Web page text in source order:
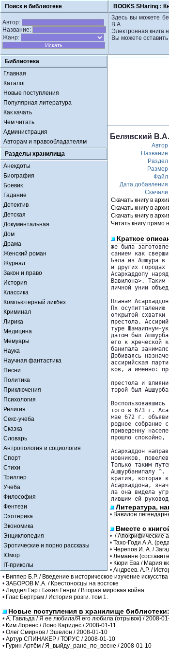
Поиск в библиотеке BOOKS SHaring :
Автор:
Название:
Жанр:
Здесь вы можете
В.А..
Электронная книга
Вы можете оставить
Библиотека
Главная
Каталог
Новые поступления
Популярная литература
Как качать
Чем читать
Администрация
Авторам и правообладателям
Разделы хранилища
Анекдоты
Биография
Боевик
Гадание
Детектив
Детская
Документальная
Дом
Драма
Женский роман
Журнал
Закон и право
История
Классика
Компьютерный ликбез
Криминал
Лирика
Медицина
Мемуары
Наука
Научная фантастика
Песни
Политика
Приключения
Психология
Религия
Секс-учеба
Сказка
Словарь
Антропология и социология
Спорт
Стихи
Триллер
Учеба
Философия
Фентези
Эзотерика
Экономика
Энциклопедия
Эротические и порно рассказы
Юмор
IT-приколы
Белявский
Автор
Название
Раздел
Размер
Файл
Дата добавления
Скачали
Скачать книгу в
Скачать книгу в
Скачать книгу в
Читать книгу прямо
Краткое
же была
санием как
Ьэла из Ашшура в
и других городах
Асархаддопу
Вавилона>. Таким
личной унии
Планам
Пх
открытой
престола.
туре Шамаипнум-
датом был
его к жреческой
банипала
Добиваясь
ассирийская
ков, а именно:
престола и
торой был
того в 673 г.
мае 672 г.
родное собрание
приведенну
прошло спокойно,
Асархаддон
новников,
Только таким
Ашшурбанипалу ^.
кратия, которая
Асархаддона,
ла она видела
лившим ей
Литература,
• Вавилон
Вместе с
• / Апокрифические
• Тахо-Годи А.А.
• Черепов И. А. /
• Леманнн
• Кюри Ева / Мария
• Андреев. А.Р. /
• Виппер Б.Р. / Введение в историческое изучение искусства
• ЗАБОРОВ М.А. / Крестоносцы на востоке
• Лиддел Гарт Бэзил Генри / Вторая мировая война
• Глас Бертрам / История розги. том 1.
Новые поступления в хранилище библиотеки:
• А. Гавльда / Я ее любила/Я его любила (отрывок) / 2008-
• Ким Лоренс / Лоно Каридес / 2008-01-11
• Олег Смирнов / Эшелон / 2008-01-10
• Артур СПИНАКЕР / ТОРУС / 2008-01-10
• Гурин Артём / Я_выйду_рано_по_весне / 2008-01-10